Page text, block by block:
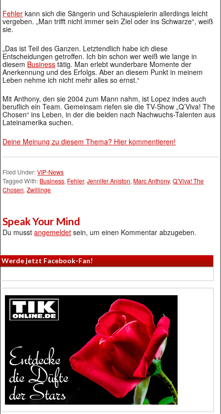
Fehler kann sich die Sängerin und Schauspielerin allerdings leicht
vergeben. „Man trifft nicht immer sein Ziel oder ins Schwarze“, weiß
sie.
„Das ist Teil des Ganzen. Letztendlich habe ich diese
Entscheidungen getroffen. Ich bin schon wer weiß wie lange in
diesem Businesstätig. Man erlebt wunderbare Momente der
Anerkennung und des Erfolgs. Aber an diesem Punkt in meinem
Leben nehme ich nicht mehr alles so ernst.“
Mit Anthony, den sie 2004 zum Mann nahm, ist Lopez indes auch
beruflich ein Team. Gemeinsam riefen sie die TV-Show „Q’Viva! The
Chosen“ ins Leben, in der die beiden nach Nachwuchs-Talenten aus
Lateinamerika suchen.
Deine Meinung zu diesem Thema? Hier kommentieren!
Filed Under:VIP-News
Tagged With: Business, Fehler,Jennifer Aniston, Marc Anthony,Q'Viva! The
Chosen,Zwillinge
Speak Your Mind
Du musstangemeldet sein, um einen Kommentar abzugeben.
Werde jetzt Facebook-Fan!